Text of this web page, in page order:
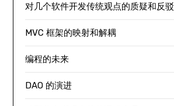
对几个软件开发传统观点的质疑和反驳
MVC 框架的映射和解耦
编程的未来
DAO 的演进